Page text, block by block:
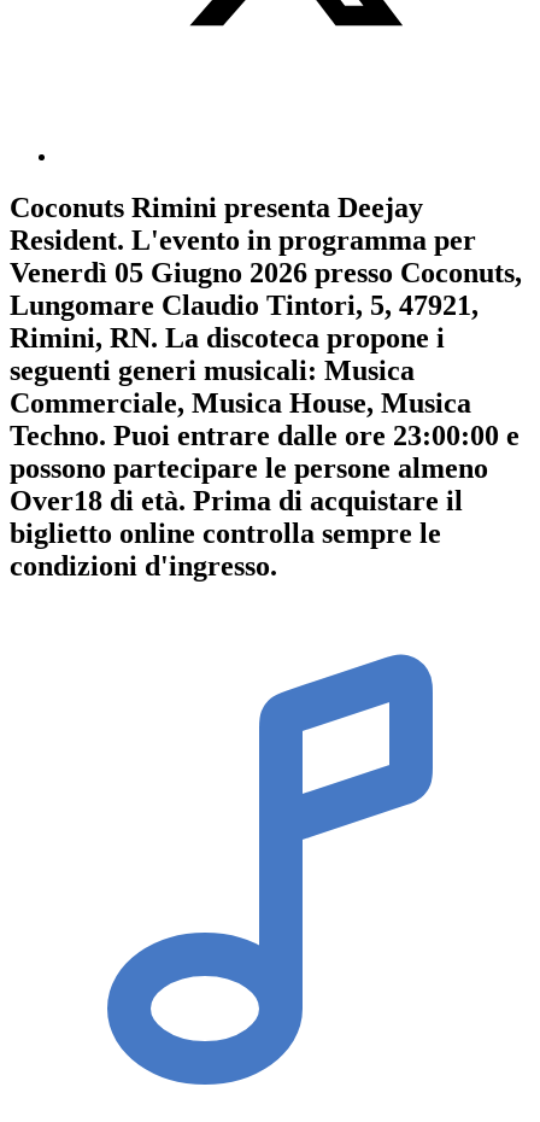
Coconuts Rimini presenta Deejay
Resident. L'evento in programma per
Venerdì 05 Giugno 2026 presso Coconuts,
Lungomare Claudio Tintori, 5, 47921,
Rimini, RN. La discoteca propone i
seguenti generi musicali: Musica
Commerciale, Musica House, Musica
Techno. Puoi entrare dalle ore 23:00:00 e
possono partecipare le persone almeno
Over18 di età. Prima di acquistare il
biglietto online controlla sempre le
condizioni d'ingresso.